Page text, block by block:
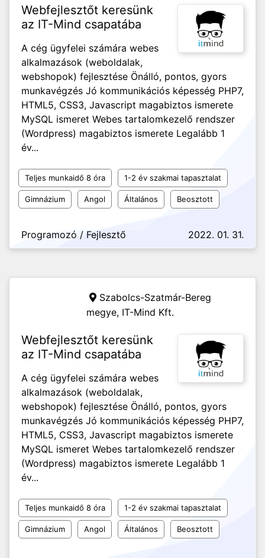
Webfejlesztőt keresünk
az IT-Mind csapatába
A cég ügyfelei számára webes
alkalmazások (weboldalak,
webshopok) fejlesztése Önálló, pontos, gyors
munkavégzés Jó kommunikációs képesség PHP7,
HTML5, CSS3, Javascript magabiztos ismerete
MySQL ismeret Webes tartalomkezelő rendszer
(Wordpress) magabiztos ismerete Legalább 1
év...
Teljes munkaidő 8 óra 1-2 év szakmai tapasztalat
Gimnázium Angol Általános Beosztott
Programozó / Fejlesztő 2022. 01. 31.
Szabolcs-Szatmár-Bereg
megye, IT-Mind Kft.
Webfejlesztőt keresünk
az IT-Mind csapatába
A cég ügyfelei számára webes
alkalmazások (weboldalak,
webshopok) fejlesztése Önálló, pontos, gyors
munkavégzés Jó kommunikációs képesség PHP7,
HTML5, CSS3, Javascript magabiztos ismerete
MySQL ismeret Webes tartalomkezelő rendszer
(Wordpress) magabiztos ismerete Legalább 1
év...
Teljes munkaidő 8 óra 1-2 év szakmai tapasztalat
Gimnázium Angol Általános Beosztott